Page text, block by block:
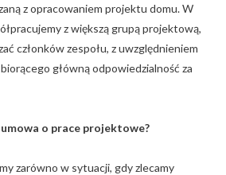
z opracowaniem projektu domu. W
z większą grupą projektową,
członków zespołu, z uwzględnieniem
główną odpowiedzialność za
o prace projektowe?
zarówno w sytuacji, gdy zlecamy